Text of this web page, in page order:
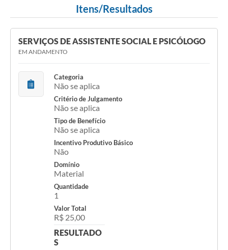
Itens/Resultados
SERVIÇOS DE ASSISTENTE SOCIAL E PSICÓLOGO
EM ANDAMENTO
Categoria
Não se aplica
Critério de Julgamento
Não se aplica
Tipo de Benefício
Não se aplica
Incentivo Produtivo Básico
Não
Domínio
Material
Quantidade
1
Valor Total
R$ 25,00
RESULTADO
S